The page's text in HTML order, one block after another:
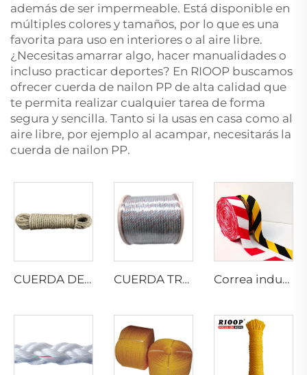
además de ser impermeable. Está disponible en
múltiples colores y tamaños, por lo que es una
favorita para uso en interiores o al aire libre.
¿Necesitas amarrar algo, hacer manualidades o
incluso practicar deportes? En RIOOP buscamos
ofrecer cuerda de nailon PP de alta calidad que
te permita realizar cualquier tarea de forma
segura y sencilla. Tanto si la usas en casa como al
aire libre, por ejemplo al acampar, necesitarás la
cuerda de nailon PP.
CUERDA DE SISAL TRENZADA CUERDA TRENZADA DE PP CON PLOMO Correa industrial